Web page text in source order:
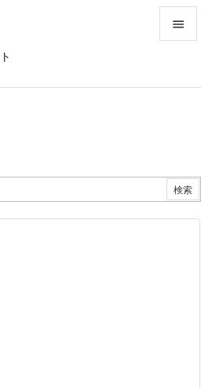


次へ
